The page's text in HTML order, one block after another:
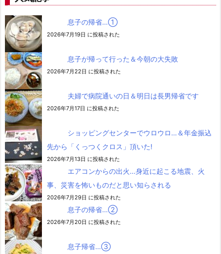
息子の帰省…➀
2026年7月19日 に投稿された
息子が帰って行った＆今朝の大失敗
2026年7月22日 に投稿された
夫婦で病院通いの日＆明日は長男帰省です
2026年7月17日 に投稿された
ショッピングセンターでウロウロ…＆年金振込
先から「くっつくクロス」頂いた!
2026年7月13日 に投稿された
エアコンからの出火…身近に起こる地震、火
事、災害を怖いものだと思い知らされる
2026年7月29日 に投稿された
息子の帰省…②
2026年7月20日 に投稿された
息子帰省…③